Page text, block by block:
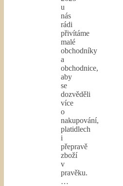
u
nás
rádi
přivítáme
malé
obchodníky
a
obchodnice,
aby
se
dozvěděli
více
o
nakupování,
platidlech
i
přepravě
zboží
v
pravěku.
…